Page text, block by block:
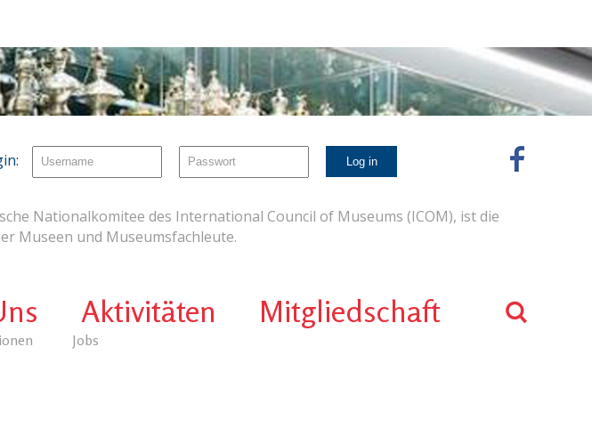
Nationalkomitee des International Council of Museums (ICOM), ist die
Museen und Museumsfachleute.
Jobs
Aktivitäten Mitgliedschaft